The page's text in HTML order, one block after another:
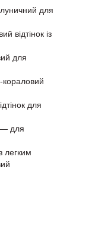
для
відтінок із
для
для
— для
легким